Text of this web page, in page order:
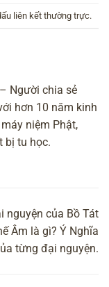
liên kết thường trực.
– Người chia sẻ
hơn 10 năm kinh
niệm Phật,
bị tu học.
nguyện của Bồ Tát
Âm là gì? Ý Nghĩa
từng đại nguyện.